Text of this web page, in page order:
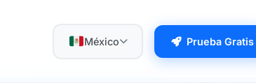
México Prueba Gratis